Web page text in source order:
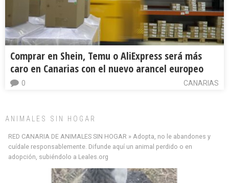
Comprar en Shein, Temu o AliExpress será más
caro en Canarias con el nuevo arancel europeo
CANARIAS
0
ANIMALES SIN HOGAR
RED CANARIA DE ANIMALES SIN HOGAR » Adopta, no le abandones y
cuídale responsablemente. Difunde aquí un animal perdido o en
adopción, subiéndolo a Leales.org